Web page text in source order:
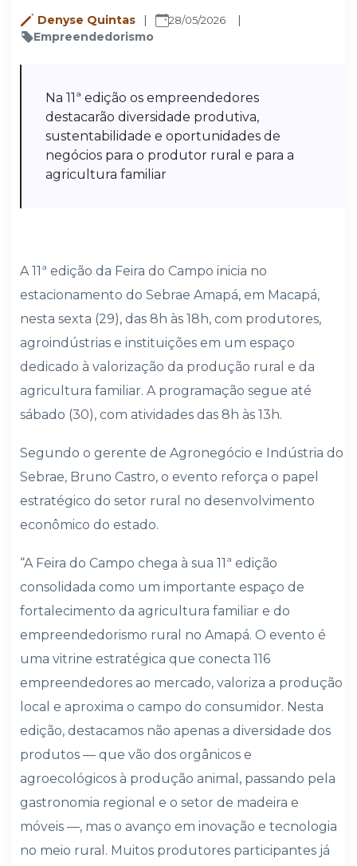
Denyse Quintas 28/05/2026
Empreendedorismo
Na 11ª edição os empreendedores
destacarão diversidade produtiva,
sustentabilidade e oportunidades de
negócios para o produtor rural e para a
agricultura familiar
A 11ª edição da Feira do Campo inicia no
estacionamento do Sebrae Amapá, em Macapá,
nesta sexta (29), das 8h às 18h, com produtores,
agroindústrias e instituições em um espaço
dedicado à valorização da produção rural e da
agricultura familiar. A programação segue até
sábado (30), com atividades das 8h às 13h.
Segundo o gerente de Agronegócio e Indústria do
Sebrae, Bruno Castro, o evento reforça o papel
estratégico do setor rural no desenvolvimento
econômico do estado.
“A Feira do Campo chega à sua 11ª edição
consolidada como um importante espaço de
fortalecimento da agricultura familiar e do
empreendedorismo rural no Amapá. O evento é
uma vitrine estratégica que conecta 116
empreendedores ao mercado, valoriza a produção
local e aproxima o campo do consumidor. Nesta
edição, destacamos não apenas a diversidade dos
produtos — que vão dos orgânicos e
agroecológicos à produção animal, passando pela
gastronomia regional e o setor de madeira e
móveis —, mas o avanço em inovação e tecnologia
no meio rural. Muitos produtores participantes já